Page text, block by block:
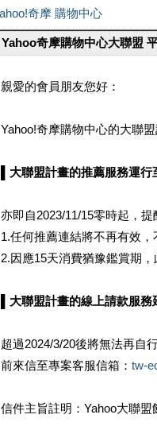
Yahoo奇摩購物中心大聯盟
親愛的會員朋友您好：
Yahoo!奇摩購物中心的大聯
▌大聯盟計畫的推薦服務運行
亦即自2023/11/15零時起，
1.任何推薦連結將不再有效，
2.因應15天消費猶豫鑑賞期，
▌大聯盟計畫的線上請款服務
超過2024/3/20後將無法再自
前來信至專案客服信箱： tw-
信件主旨註明：Yahoo大聯盟